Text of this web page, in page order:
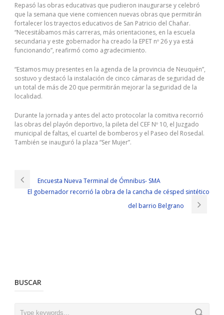
Repasó las obras educativas que pudieron inaugurarse y celebró
que la semana que viene comiencen nuevas obras que permitirán
fortalecer los trayectos educativos de San Patricio del Chañar.
“Necesitábamos más carreras, más orientaciones, en la escuela
secundaria y este gobernador ha creado la EPET nº 26 y ya está
funcionando”, reafirmó como agradecimiento.
“Estamos muy presentes en la agenda de la provincia de Neuquén”,
sostuvo y destacó la instalación de cinco cámaras de seguridad de
un total de más de 20 que permitirán mejorar la seguridad de la
localidad.
Durante la jornada y antes del acto protocolar la comitiva recorrió
las obras del playón deportivo, la pileta del CEF Nº 10, el Juzgado
municipal de faltas, el cuartel de bomberos y el Paseo del Rosedal.
También se inauguró la plaza “Ser Mujer”.
Encuesta Nueva Terminal de Ómnibus- SMA
El gobernador recorrió la obra de la cancha de césped sintético
del barrio Belgrano
BUSCAR